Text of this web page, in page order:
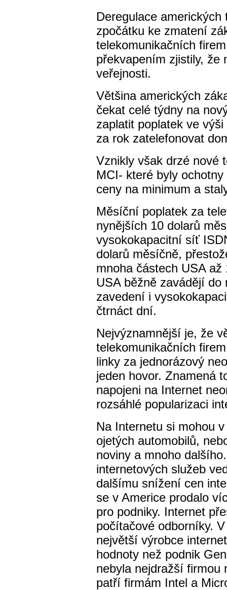
Deregulace
zpočátku ke zmatení
telekomunikačních
překvapením zjistily, že
veřejnosti.
Většina amerických
čekat celé týdny na
zaplatit poplatek ve
za rok zatelefonovat
Vznikly však drzé nové
MCI- které byly
ceny na minimum a
Měsíční poplatek za
nynějších 10 dolarů
vysokokapacitní síť
dolarů měsíčně,
mnoha částech USA
USA běžně zavádějí do
zavedení i
čtrnáct dní.
Nejvýznamnější je, že
telekomunikačních
linky za jednorázový
jeden hovor. Znamená
napojeni na Internet
rozsáhlé popularizaci
Na Internetu si mohou
ojetých automobilů,
noviny a mnoho
internetových služeb
dalšímu snížení cen
se v Americe prodalo
pro podniky. Internet
počítačové odborníky.
největší výrobce
hodnoty než podnik
nebyla nejdražší firmou
patří firmám Intel a